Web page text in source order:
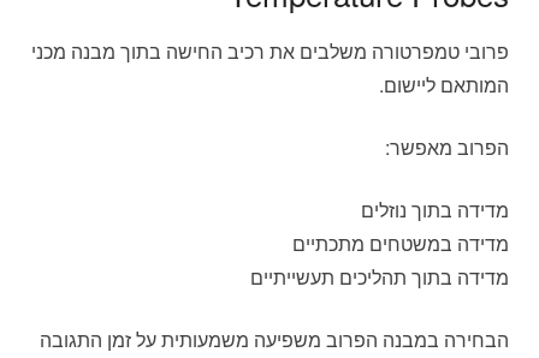
פרובי טמפרטורה משלבים את רכיב החישה בתוך מבנה מכני
המותאם ליישום.
הפרוב מאפשר:
מדידה בתוך נוזלים
מדידה במשטחים מתכתיים
מדידה בתוך תהליכים תעשייתיים
הבחירה במבנה הפרוב משפיעה משמעותית על זמן התגובה